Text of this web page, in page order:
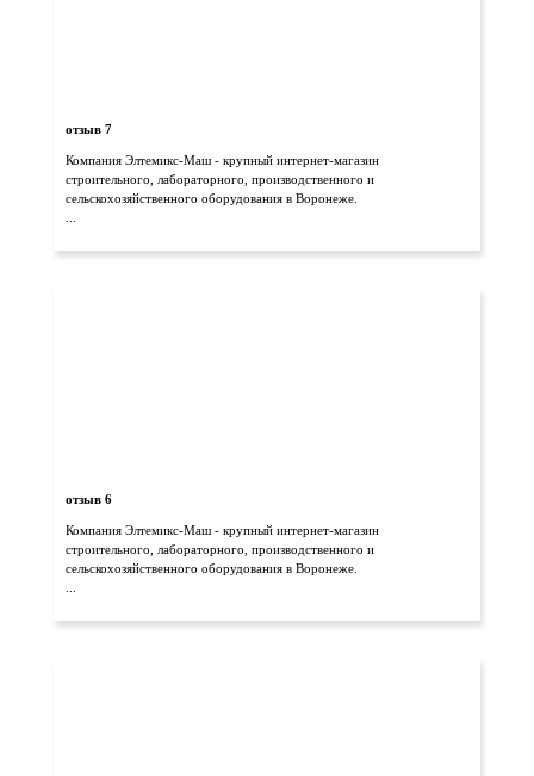
отзыв 7
Компания Элтемикс-Маш - крупный интернет-магазин
строительного, лабораторного, производственного и
сельскохозяйственного оборудования в Воронеже.
отзыв 6
Компания Элтемикс-Маш - крупный интернет-магазин
строительного, лабораторного, производственного и
сельскохозяйственного оборудования в Воронеже.